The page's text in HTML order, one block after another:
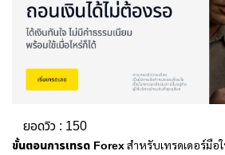
ยอดวิว : 150
ขั้นตอนการเทรด Forexสำหรับเทรดเดอร์มื